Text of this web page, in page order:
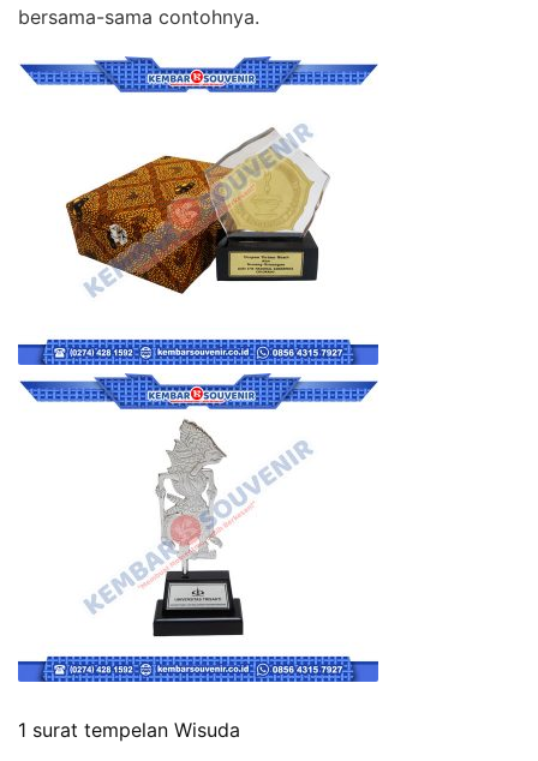
bersama-sama contohnya.
1 surat tempelan Wisuda